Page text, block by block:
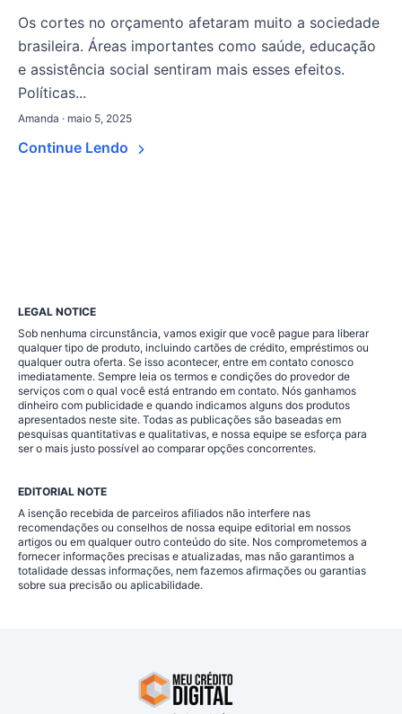
Os cortes no orçamento afetaram muito a sociedade
brasileira. Áreas importantes como saúde, educação
e assistência social sentiram mais esses efeitos.
Políticas...
Amanda · maio 5, 2025
Continue Lendo
LEGAL NOTICE
Sob nenhuma circunstância, vamos exigir que você pague para liberar
qualquer tipo de produto, incluindo cartões de crédito, empréstimos ou
qualquer outra oferta. Se isso acontecer, entre em contato conosco
imediatamente. Sempre leia os termos e condições do provedor de
serviços com o qual você está entrando em contato. Nós ganhamos
dinheiro com publicidade e quando indicamos alguns dos produtos
apresentados neste site. Todas as publicações são baseadas em
pesquisas quantitativas e qualitativas, e nossa equipe se esforça para
ser o mais justo possível ao comparar opções concorrentes.
EDITORIAL NOTE
A isenção recebida de parceiros afiliados não interfere nas
recomendações ou conselhos de nossa equipe editorial em nossos
artigos ou em qualquer outro conteúdo do site. Nos comprometemos a
fornecer informações precisas e atualizadas, mas não garantimos a
totalidade dessas informações, nem fazemos afirmações ou garantias
sobre sua precisão ou aplicabilidade.